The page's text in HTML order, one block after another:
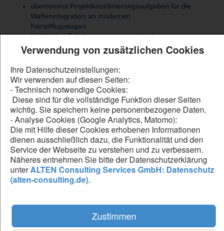
Verwendung von zusätzlichen Cookies
Ihre Datenschutzeinstellungen:
Wir verwenden auf diesen Seiten:
- Technisch notwendige Cookies:
Diese sind für die vollständige Funktion dieser Seiten
wichtig. Sie speichern keine personenbezogene Daten.
- Analyse Cookies (Google Analytics, Matomo):
Die mit Hilfe dieser Cookies erhobenen Informationen
dienen ausschließlich dazu, die Funktionalität und den
Service der Webseite zu verstehen und zu verbessern.
Näheres entnehmen Sie bitte der Datenschutzerklärung
unterALTEN Consulting Services GmbH: Datenschutz
(alten-consulting.de).
Zustimmen
übernimmst Projektkoordinierungsaufgaben für die
Waffenintegration an modernen
Kampfflugzeugen
bist für das Zulieferermanagement und
Testgerätemanagement zuständig
übernimmst System-Engineering-Aufgaben im Rahmen
der Waffe-Flugzeug-Schnittstellendefinition
bearbeitest und begleitest Engineering-Aufgaben im Zuge
des Waffenintegrationsprojekts sowie
Exportkontrollaktivitäten
fertigst waffenbezogene Freigabedokumente für
entwicklungsbegleitende
Flugerprobungsaktivitäten sowie für die Serienfreigabe an
Be our forward thinker
DU...
Elektro-/Nachrichtentechnik, Luft- und Raumfahrt oder
einer vergleichbaren Studienrichtung
verfügst idealerweise über Kenntnisse fliegender